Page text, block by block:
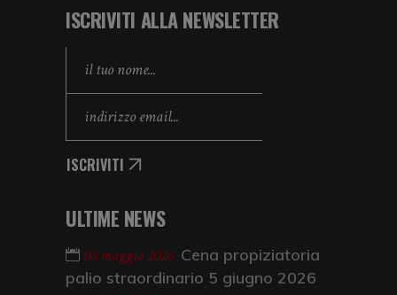
ISCRIVITI ALLA NEWSLETTER
ISCRIVITI
ULTIME NEWS
08 maggio 2026 Cena propiziatoria
palio straordinario 5 giugno 2026